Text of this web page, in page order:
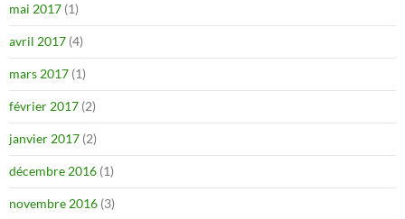
mai 2017 (1)
avril 2017 (4)
mars 2017 (1)
février 2017 (2)
janvier 2017 (2)
décembre 2016 (1)
novembre 2016 (3)